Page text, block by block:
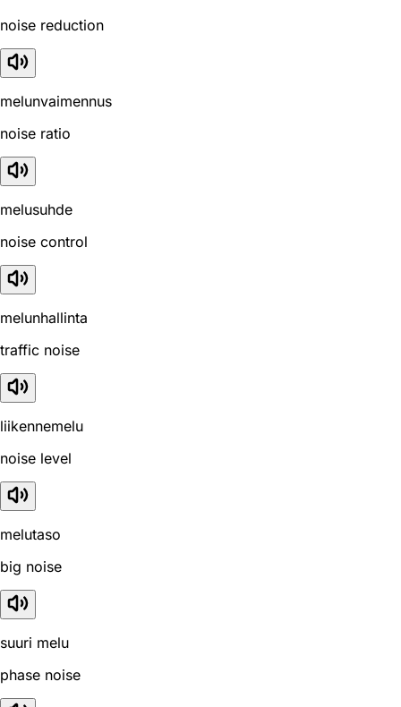
noise reduction
melunvaimennus
noise ratio
melusuhde
noise control
melunhallinta
traffic noise
liikennemelu
noise level
melutaso
big noise
suuri melu
phase noise